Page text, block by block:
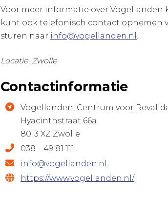
Voor meer informatie over Vogellanden
kunt ook telefonisch contact opnemen
sturen naar info@vogellanden.nl
Locatie: Zwolle
Contactinformatie
Vogellanden, Centrum voor
Hyacinthstraat 66a
8013 XZ Zwolle
038 – 49 81 111
info@vogellanden.nl
https://www.vogellanden.nl/